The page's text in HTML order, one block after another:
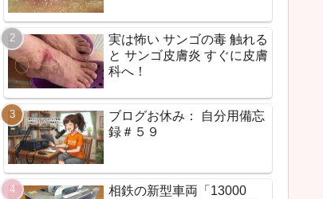
実は怖い サンゴの毒 触れる
と サンゴ皮膚炎 すぐに皮膚
科へ！
ブログお休み： 自分用備忘
録＃５９
相鉄の新型車両「13000